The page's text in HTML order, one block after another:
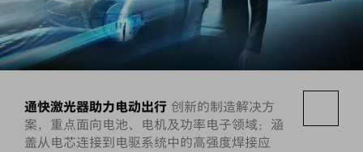
通快激光器助力电动出行 创新的制造解决方
案，重点面向电池、电机及功率电子领域：涵
盖从电芯连接到电驱系统中的高强度焊接应